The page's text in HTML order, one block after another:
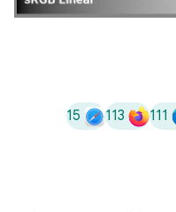
111
113
15